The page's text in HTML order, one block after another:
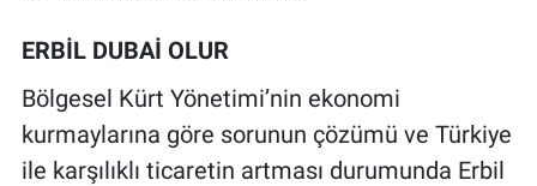
ERBİL DUBAİ OLUR
Bölgesel Kürt Yönetimi’nin ekonomi
kurmaylarına göre sorunun çözümü ve Türkiye
ile karşılıklı ticaretin artması durumunda Erbil